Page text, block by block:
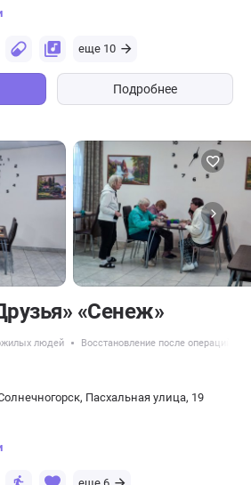
еще 10
Подробнее
«Сенеж»
людей Восстановление после операций
Пасхальная улица, 19